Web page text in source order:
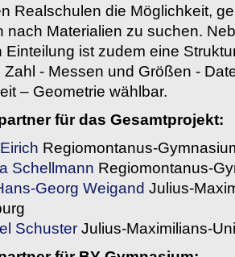
Realschulen die Möglichkeit,
nach Materialien zu suchen.
Einteilung ist zudem eine
Zahl - Messen und Größen -
– Geometrie wählbar.
für das Gesamtprojekt:
Regiomontanus-
Schellmann Regiomontanus-
Georg Weigand Julius-
Schuster Julius-Maximilians-